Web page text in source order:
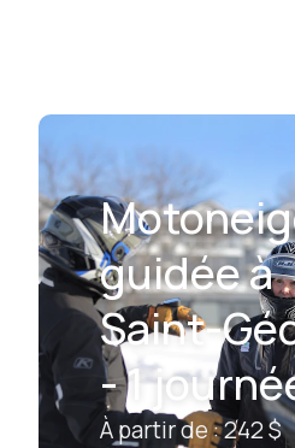
guidée à
Saint-
- 1
À partir de : 242 $